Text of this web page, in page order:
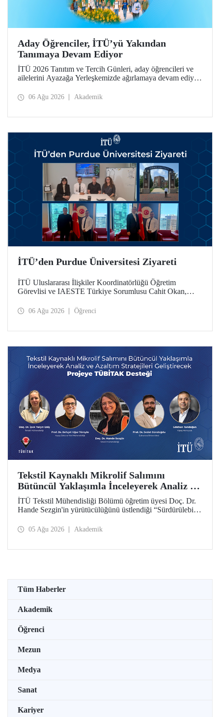
Aday Öğrenciler, İTÜ’yü Yakından
Tanımaya Devam Ediyor
İTÜ 2026 Tanıtım ve Tercih Günleri, aday öğrencileri ve
ailelerini Ayazağa Yerleşkemizde ağırlamaya devam ediyor.
ilgili fakülte ve birimler adaylara bilgi vermeye devam
06 Ağu 2026 Akademik
İTÜ’den Purdue Üniversitesi Ziyareti
İTÜ Uluslararası İlişkiler Koordinatörlüğü Öğretim
Görevlisi ve IAESTE Türkiye Sorumlusu Cahit Okan,
Temmuz tarihlerinde ABD’de dünyanın önde gelen
06 Ağu 2026 Öğrenci
Tekstil Kaynaklı Mikrolif Salımını
Bütüncül Yaklaşımla İnceleyerek Analiz ve
Azaltım Stratejileri Geliştirecek Projeye
TÜBİTAK Desteği
İTÜ Tekstil Mühendisliği Bölümü öğretim üyesi Doç. Dr.
Hande Sezgin'in yürütücülüğünü üstlendiği “Sürdürülebilir
Koşullarına Bağlı Mikrolif Salımı: Aşınma, UV Maruziyeti
05 Ağu 2026 Akademik
Tüm Haberler
Akademik
Öğrenci
Mezun
Medya
Sanat
Kariyer